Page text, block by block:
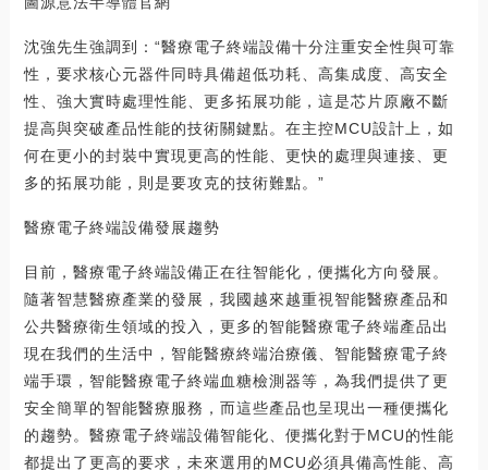
沈強先生強調到：“醫療電子終端設備十分注重安全性與可靠
性，要求核心元器件同時具備超低功耗、高集成度、高安全
性、強大實時處理性能、更多拓展功能，這是芯片原廠不斷
提高與突破產品性能的技術關鍵點。在主控MCU設計上，如
何在更小的封裝中實現更高的性能、更快的處理與連接、更
多的拓展功能，則是要攻克的技術難點。”
醫療電子終端設備發展趨勢
目前，醫療電子終端設備正在往智能化，便攜化方向發展。
隨著智慧醫療產業的發展，我國越來越重視智能醫療產品和
公共醫療衛生領域的投入，更多的智能醫療電子終端產品出
現在我們的生活中，智能醫療終端治療儀、智能醫療電子終
端手環，智能醫療電子終端血糖檢測器等，為我們提供了更
安全簡單的智能醫療服務，而這些產品也呈現出一種便攜化
的趨勢。醫療電子終端設備智能化、便攜化對于MCU的性能
都提出了更高的要求，未來選用的MCU必須具備高性能、高